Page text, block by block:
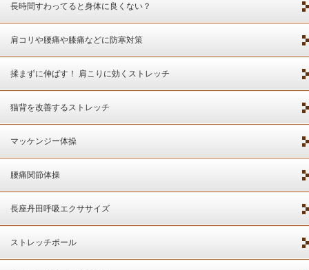
長時間すわってると身体に良くない？
肩コリや腰痛や膝痛などに防寒対策
揉まずに伸ばす！ 肩こりに効くストレッチ
猫背を改善するストレッチ
マッケンジー体操
腰痛関節体操
長座丹田呼吸エクササイズ
ストレッチポール